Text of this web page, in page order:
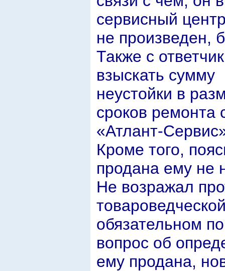
сервисный
не произведен,
Также с
взыскать сумму
неустойки в
сроков
«Атлант-
Кроме того,
продана ему не
Не возражал
обязательном
вопрос об
ему продана,